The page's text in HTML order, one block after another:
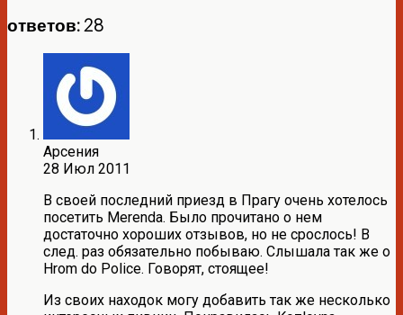
ответов: 28
Арсения
28 Июл 2011
В своей последний приезд в Прагу очень хотелось
посетить Merenda. Было прочитано о нем
достаточно хороших отзывов, но не срослось! В
след. раз обязательно побываю. Слышала так же о
Hrom do Police. Говорят, стоящее!
Из своих находок могу добавить так же несколько